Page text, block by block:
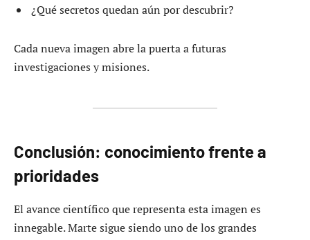
¿Qué secretos quedan aún por descubrir?
Cada nueva imagen abre la puerta a futuras
investigaciones y misiones.
Conclusión: conocimiento frente a
prioridades
El avance científico que representa esta imagen es
innegable. Marte sigue siendo uno de los grandes